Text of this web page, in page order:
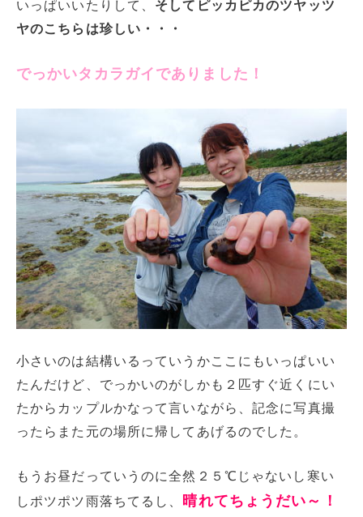
いっぱいいたりして、 そしてピッカピカのツヤッツ
ヤのこちらは珍しい・・・
でっかいタカラガイでありました！
小さいのは結構いるっていうかここにもいっぱいい
たんだけど、でっかいのがしかも２匹すぐ近くにい
たからカップルかなって言いながら、記念に写真撮
ったらまた元の場所に帰してあげるのでした。
もうお昼だっていうのに全然２５℃じゃないし寒い
しポツポツ雨落ちてるし、
晴れてちょうだい～！